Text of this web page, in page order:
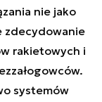
nie jako
zdecydowanie
rakietowych i
systemów